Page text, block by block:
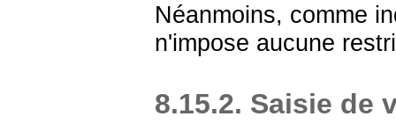
Néanmoins, comme
n'impose aucune
8.15.2. Saisie de